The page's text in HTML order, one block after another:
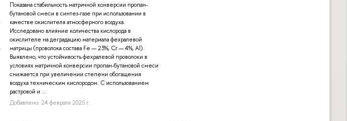
Показана стабильность матричной конверсии пропан-
бутановой смеси в синтез-газе при использовании в
качестве окислителя атмосферного воздуха.
Исследовано влияние количества кислорода в
окислителе на деградацию материала фехралевой
матрицы (проволока состава Fe — 23%, Cr — 4%, Al).
Выявлено, что устойчивость фехралевой проволоки в
условиях матричной конверсии пропан-бутановой смеси
снижается при увеличении степени обогащения
воздуха техническим кислородом. С использованием
растровой и ...
Добавлено: 24 февраля 2025 г.